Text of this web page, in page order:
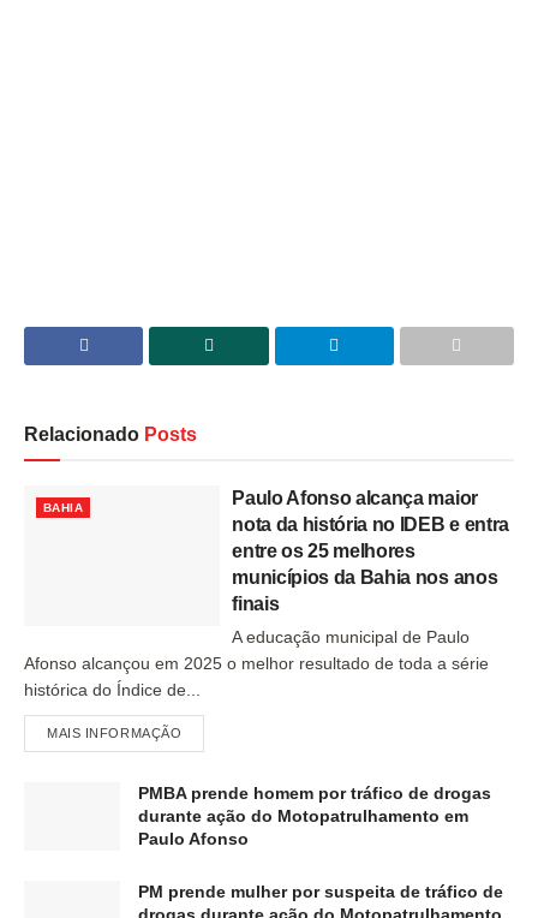
Relacionado Posts
BAHIA
Paulo Afonso alcança maior
nota da história no IDEB e entra
entre os 25 melhores
municípios da Bahia nos anos
finais
A educação municipal de Paulo
Afonso alcançou em 2025 o melhor resultado de toda a série
histórica do Índice de...
MAIS INFORMAÇÃO
PMBA prende homem por tráfico de drogas
durante ação do Motopatrulhamento em
Paulo Afonso
PM prende mulher por suspeita de tráfico de